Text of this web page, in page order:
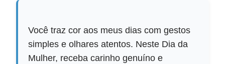
Você traz cor aos meus dias com gestos
simples e olhares atentos. Neste Dia da
Mulher, receba carinho genuíno e